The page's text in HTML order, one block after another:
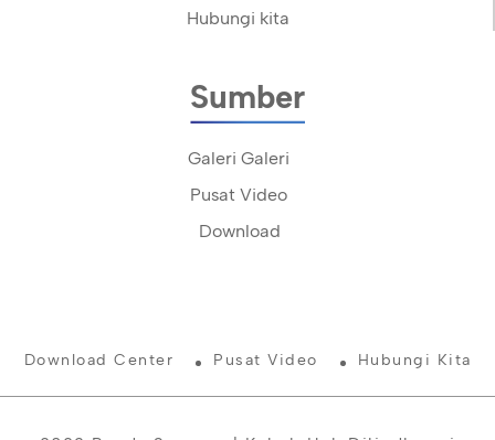
Hubungi kita
Sumber
Galeri Galeri
Pusat Video
Download
Download Center Pusat Video Hubungi Kita